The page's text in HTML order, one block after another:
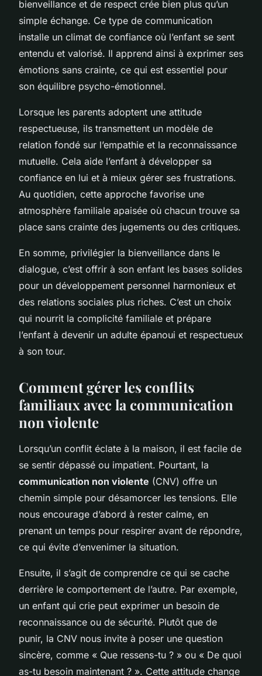
bienveillance et de respect crée bien plus qu’un
simple échange. Ce type de communication
installe un climat de confiance où l’enfant se sent
entendu et valorisé. Il apprend ainsi à exprimer ses
émotions sans crainte, ce qui est essentiel pour
son équilibre psycho-émotionnel.
Lorsque les parents adoptent une attitude
respectueuse, ils transmettent un modèle de
relation fondé sur l’empathie et la reconnaissance
mutuelle. Cela aide l’enfant à développer sa
confiance en lui et à mieux gérer ses frustrations.
Au quotidien, cette approche favorise une
atmosphère familiale apaisée où chacun trouve sa
place sans crainte des jugements ou des critiques.
En somme, privilégier la bienveillance dans le
dialogue, c’est offrir à son enfant les bases solides
pour un développement personnel harmonieux et
des relations sociales plus riches. C’est un choix
qui nourrit la complicité familiale et prépare
l’enfant à devenir un adulte épanoui et respectueux
à son tour.
Comment gérer les conflits
familiaux avec la communication
non violente
Lorsqu’un conflit éclate à la maison, il est facile de
se sentir dépassé ou impatient. Pourtant, la
communication non violente (CNV) offre un
chemin simple pour désamorcer les tensions. Elle
nous encourage d’abord à rester calme, en
prenant un temps pour respirer avant de répondre,
ce qui évite d’envenimer la situation.
Ensuite, il s’agit de comprendre ce qui se cache
derrière le comportement de l’autre. Par exemple,
un enfant qui crie peut exprimer un besoin de
reconnaissance ou de sécurité. Plutôt que de
punir, la CNV nous invite à poser une question
sincère, comme « Que ressens-tu ? » ou « De quoi
as-tu besoin maintenant ? ». Cette attitude change